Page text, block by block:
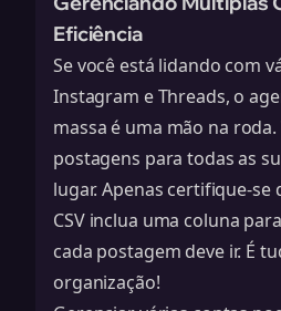
Eficiência
Se você está lidando com
Instagram e Threads, o
massa é uma mão na
postagens para todas as
lugar. Apenas certifique-se
CSV inclua uma coluna
cada postagem deve ir. É
organização!